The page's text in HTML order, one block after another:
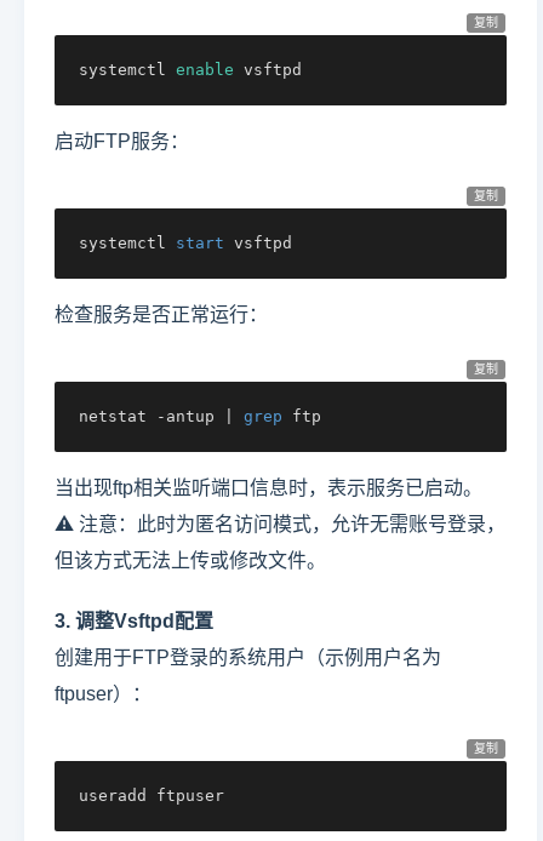
复制
systemctl enable vsftpd
启动FTP服务：
复制
systemctl start vsftpd
检查服务是否正常运行：
复制
netstat -antup | grep ftp
当出现ftp相关监听端口信息时，表示服务已启动。
⚠️ 注意：此时为匿名访问模式，允许无需账号登录，
但该方式无法上传或修改文件。
3. 调整Vsftpd配置
创建用于FTP登录的系统用户（示例用户名为
ftpuser）：
复制
useradd ftpuser